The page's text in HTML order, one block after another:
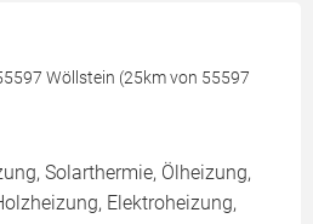
Wöllstein (25km von 55597
Solarthermie, Ölheizung,
Elektroheizung,